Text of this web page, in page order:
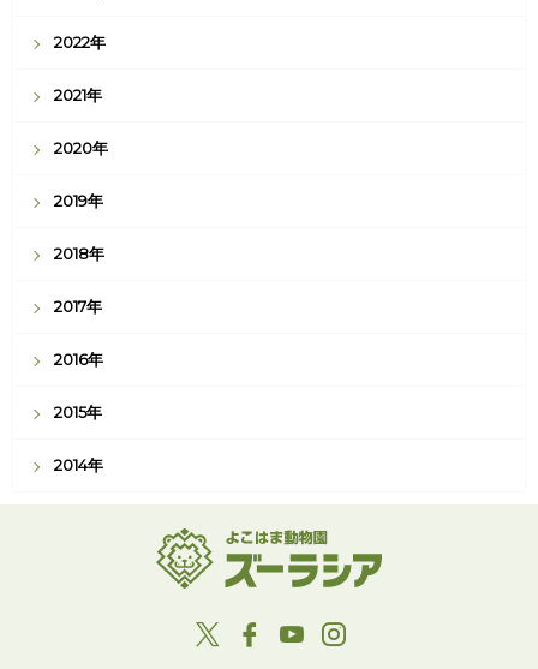
2022年
2021年
2020年
2019年
2018年
2017年
2016年
2015年
2014年